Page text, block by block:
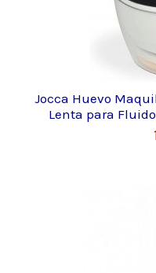
Jocca Huevo
Lenta para